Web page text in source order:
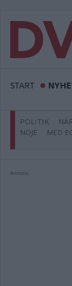
START
POLITIK
NÖJE
MED
Annons: